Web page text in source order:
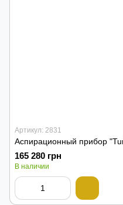
Артикул: 2831
Аспирационный прибор
165 280 грн
В наличии